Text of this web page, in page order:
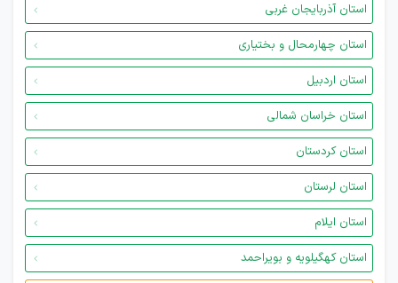
استان آذربایجان غربی
استان چهارمحال و بختیاری
استان اردبیل
استان خراسان شمالی
استان کردستان
استان لرستان
استان ایلام
استان کهگیلویه و بویراحمد